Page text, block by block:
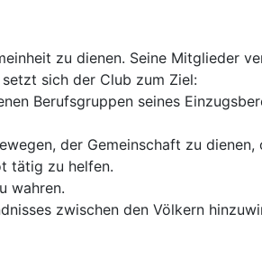
zu dienen. Seine Mitglieder
sich der Club zum Ziel:
Berufsgruppen seines
der Gemeinschaft zu
tätig zu helfen.
wahren.
zwischen den Völkern